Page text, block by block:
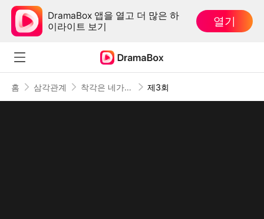
DramaBox 앱을 열고 더 많은 하
이라이트 보기
열기
홈 삼각관계 착각은 네가 했어 제3회